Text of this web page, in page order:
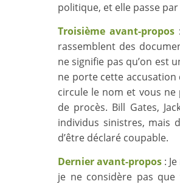
politique, et elle passe
Troisième avant-propos
rassemblent des
ne signifie pas qu’on est
ne porte cette
circule le nom et vous ne
de procès. Bill Gates,
individus sinistres,
d’être déclaré coupable.
Dernier avant-propos :
je ne considère pas